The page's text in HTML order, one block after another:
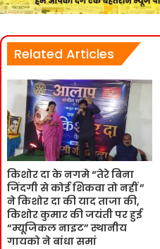
Related Articles
किशोर दा के नगमे “तेरे बिना
जिंदगी से कोई शिकवा तो नहीं ”
ने किशोर दा की याद ताजा की,
किशोर कुमार की जयंती पर हुई
“म्यूजिकल नाइट” स्थानीय
गायको ने बांधा समां